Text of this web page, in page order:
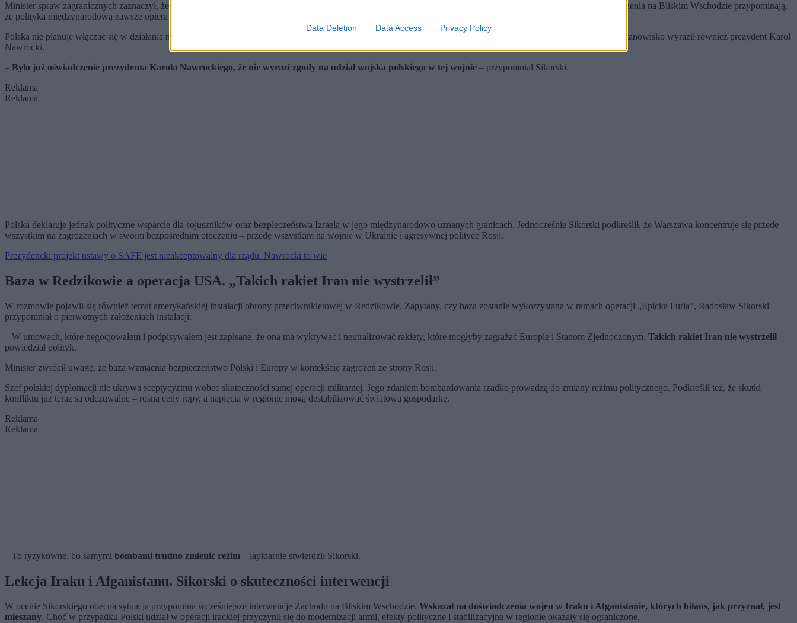
Data Deletion Data Access Privacy Policy
Minister spraw zagranicznych zaznaczył, że choć interesy Polski i Stanów Zjednoczonych są w dużej mierze zbieżne, nie są całkowicie tożsame. Jego zdaniem wydarzenia na Bliskim Wschodzie przypominają,
że polityka międzynarodowa zawsze opiera się na kalkulacji interesów, a nie na bezwarunkowej lojalności między sojusznikami.
Polska nie planuje włączać się w działania militarne związane z operacją przeciwko Iranowi, którą zainicjowała administracja prezydenta Donalda Trumpa. Podobne stanowisko wyraził również prezydent Karol
Nawrocki.
– Było już oświadczenie prezydenta Karola Nawrockiego, że nie wyrazi zgody na udział wojska polskiego w tej wojnie – przypomniał Sikorski.
Reklama
Reklama
Polska deklaruje jednak polityczne wsparcie dla sojuszników oraz bezpieczeństwa Izraela w jego międzynarodowo uznanych granicach. Jednocześnie Sikorski podkreślił, że Warszawa koncentruje się przede
wszystkim na zagrożeniach w swoim bezpośrednim otoczeniu – przede wszystkim na wojnie w Ukrainie i agresywnej polityce Rosji.
Prezydencki projekt ustawy o SAFE jest nieakceptowalny dla rządu. Nawrocki to wie
Baza w Redzikowie a operacja USA. „Takich rakiet Iran nie wystrzelił”
W rozmowie pojawił się również temat amerykańskiej instalacji obrony przeciwrakietowej w Redzikowie. Zapytany, czy baza zostanie wykorzystana w ramach operacji „Epicka Furia”, Radosław Sikorski
przypomniał o pierwotnych założeniach instalacji:
– W umowach, które negocjowałem i podpisywałem jest zapisane, że ona ma wykrywać i neutralizować rakiety, które mogłyby zagrażać Europie i Stanom Zjednoczonym. Takich rakiet Iran nie wystrzelił –
powiedział polityk.
Minister zwrócił uwagę, że baza wzmacnia bezpieczeństwo Polski i Europy w kontekście zagrożeń ze strony Rosji.
Szef polskiej dyplomacji nie ukrywa sceptycyzmu wobec skuteczności samej operacji militarnej. Jego zdaniem bombardowania rzadko prowadzą do zmiany reżimu politycznego. Podkreślił też, że skutki
konfliktu już teraz są odczuwalne – rosną ceny ropy, a napięcia w regionie mogą destabilizować światową gospodarkę.
Reklama
Reklama
– To ryzykowne, bo samymi bombami trudno zmienić reżim – lapidarnie stwierdził Sikorski.
Lekcja Iraku i Afganistanu. Sikorski o skuteczności interwencji
W ocenie Sikorskiego obecna sytuacja przypomina wcześniejsze interwencje Zachodu na Bliskim Wschodzie. Wskazał na doświadczenia wojen w Iraku i Afganistanie, których bilans, jak przyznał, jest
mieszany. Choć w przypadku Polski udział w operacji irackiej przyczynił się do modernizacji armii, efekty polityczne i stabilizacyjne w regionie okazały się ograniczone.